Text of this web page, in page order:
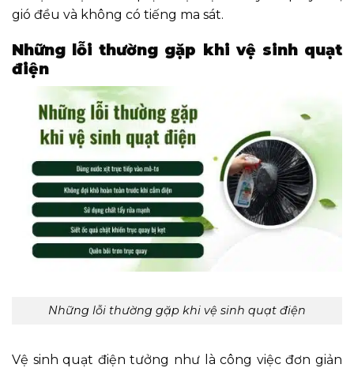
gió đều và không có tiếng ma sát.
Những lỗi thường gặp khi vệ sinh quạt
điện
Những lỗi thường gặp khi vệ sinh quạt điện
Vệ sinh quạt điện tưởng như là công việc đơn giản